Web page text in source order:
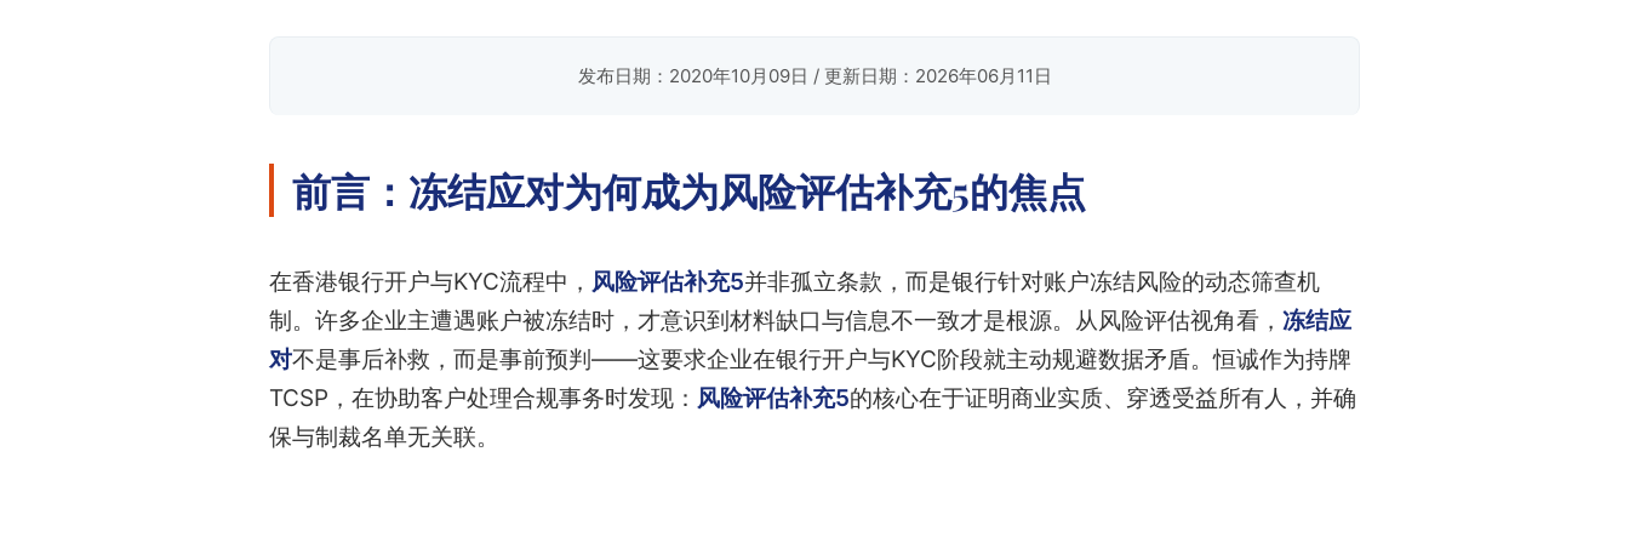
发布日期：2020年10月09日 / 更新日期：2026年06月11日
前言：冻结应对为何成为风险评估补充5的焦点
在香港银行开户与KYC流程中， 风险评估补充5并非孤立条款，而是银行针对账户冻结风险的动态筛查机
制。许多企业主遭遇账户被冻结时，才意识到材料缺口与信息不一致才是根源。从风险评估视角看， 冻结应
对不是事后补救，而是事前预判——这要求企业在银行开户与KYC阶段就主动规避数据矛盾。恒诚作为持牌
TCSP，在协助客户处理合规事务时发现： 风险评估补充5的核心在于证明商业实质、穿透受益所有人，并确
保与制裁名单无关联。